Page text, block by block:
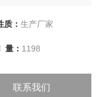
质： 生产厂家
： 1198
联系我们